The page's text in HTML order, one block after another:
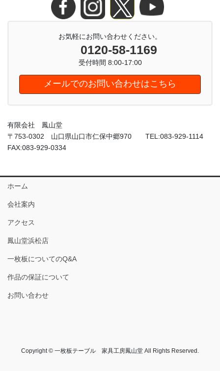
お気軽にお問い合わせください。
0120-58-1169
受付時間 8:00-17:00
メールでのお問い合わせはこちら
有限会社 鳳山堂
〒753-0302 山口県山口市仁保中郷970 TEL:083-929-1114
FAX:083-929-0334
ホーム
会社案内
アクセス
鳳山堂浜松店
一枚板についてのQ&A
作品の保証について
お問い合わせ
Copyright © 一枚板テーブル 家具工房鳳山堂 All Rights Reserved.